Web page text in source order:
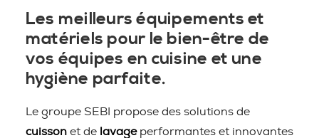
Les meilleurs équipements et
matériels pour le bien-être de
vos équipes en cuisine et une
hygiène parfaite.
Le groupe SEBI propose des solutions de
cuisson et de lavageperformantes et innovantes